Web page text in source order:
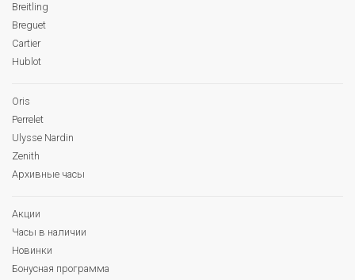
Breitling
Breguet
Cartier
Hublot
Oris
Perrelet
Ulysse Nardin
Zenith
Архивные часы
Акции
Часы в наличии
Новинки
Бонусная программа